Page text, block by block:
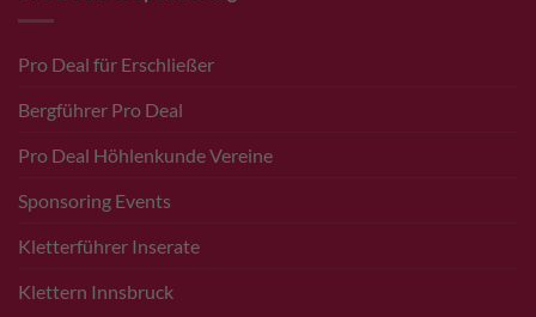
Pro Deal für Erschließer
Bergführer Pro Deal
Pro Deal Höhlenkunde Vereine
Sponsoring Events
Kletterführer Inserate
Klettern Innsbruck